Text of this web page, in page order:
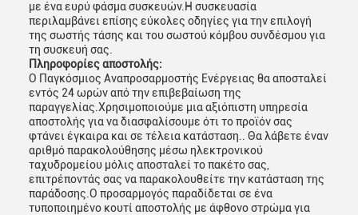
με ένα ευρύ φάσμα συσκευών.Η συσκευασία
περιλαμβάνει επίσης εύκολες οδηγίες για την επιλογή
της σωστής τάσης και του σωστού κόμβου συνδέσμου για
τη συσκευή σας.
Πληροφορίες αποστολής:
Ο Παγκόσμιος Αναπροσαρμοστής Ενέργειας θα αποσταλεί
εντός 24 ωρών από την επιβεβαίωση της
παραγγελίας.Χρησιμοποιούμε μια αξιόπιστη υπηρεσία
αποστολής για να διασφαλίσουμε ότι το προϊόν σας
φτάνει έγκαιρα και σε τέλεια κατάσταση.. Θα λάβετε έναν
αριθμό παρακολούθησης μέσω ηλεκτρονικού
ταχυδρομείου μόλις αποσταλεί το πακέτο σας,
επιτρέποντάς σας να παρακολουθείτε την κατάσταση της
παράδοσης.Ο προσαρμογός παραδίδεται σε ένα
τυποποιημένο κουτί αποστολής με άφθονο στρώμα για